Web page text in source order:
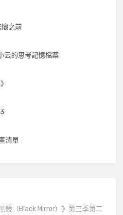
懷之前
云的思考記憶檔案
清單
鏡（Black Mirror）》第三季第二